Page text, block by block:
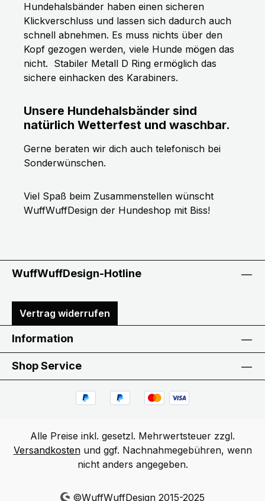
Hundehalsbänder haben einen sicheren
Klickverschluss und lassen sich dadurch auch
schnell abnehmen. Es muss nichts über den
Kopf gezogen werden, viele Hunde mögen das
nicht. Stabiler Metall D Ring ermöglich das
sichere einhacken des Karabiners.
Unsere Hundehalsbänder sind
natürlich Wetterfest und waschbar.
Gerne beraten wir dich auch telefonisch bei
Sonderwünschen.
Viel Spaß beim Zusammenstellen wünscht
WuffWuffDesign der Hundeshop mit Biss!
WuffWuffDesign-Hotline
Vertrag widerrufen
Information
Shop Service
Alle Preise inkl. gesetzl. Mehrwertsteuer zzgl.
Versandkostenund ggf. Nachnahmegebühren, wenn
nicht anders angegeben.
©WuffWuffDesign 2015-2025